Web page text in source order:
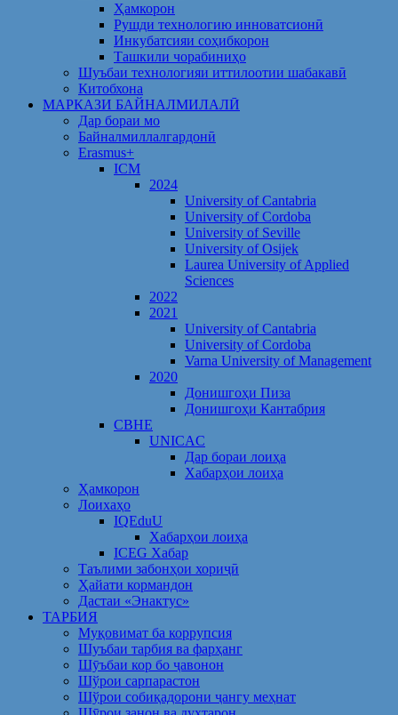
Ҳамкорон
Рушди технологию инноватсионӣ
Инкубатсияи соҳибкорон
Ташкили чорабиниҳо
Шуъбаи технологияи иттилоотии шабакавӣ
Китобхона
МАРКАЗИ БАЙНАЛМИЛАЛӢ
Дар бораи мо
Байналмиллалгардонӣ
Erasmus+
ICM
2024
University of Cantabria
University of Cordoba
University of Seville
University of Osijek
Laurea University of Applied
Sciences
2022
2021
University of Cantabria
University of Cordoba
Varna University of Management
2020
Донишгоҳи Пиза
Донишгоҳи Кантабрия
CBHE
UNICAC
Дар бораи лоиҳа
Хабарҳои лоиҳа
Ҳамкорон
Лоихаҳо
IQEduU
Хабарҳои лоиҳа
ICEG Хабар
Таълими забонҳои хориҷӣ
Ҳайати кормандон
Дастаи «Энактус»
ТАРБИЯ
Муқовимат ба коррупсия
Шуъбаи тарбия ва фарҳанг
Шӯъбаи кор бо ҷавонон
Шўрои сарпарастон
Шўрои собиқадорони ҷангу меҳнат